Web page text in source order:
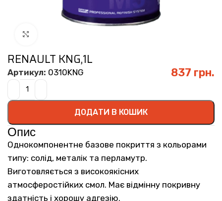
RENAULT KNG,1L
Артикул: 0310KNG 837 грн.
ДОДАТИ В КОШИК
Опис
Однокомпонентне базове покриття з кольорами
типу: солід, металік та перламутр.
Виготовляється з високоякісних
атмосферостійких смол. Має відмінну покривну
здатність і хорошу адгезію.